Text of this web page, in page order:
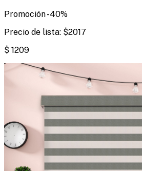
Promoción-40%
Precio de lista: $2017
$ 1209